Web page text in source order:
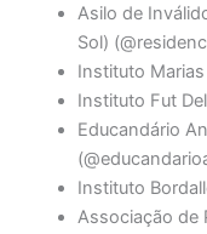
Asilo de
Sol)
Instituto
Instituto Fut
Educandário
Instituto
Associação de